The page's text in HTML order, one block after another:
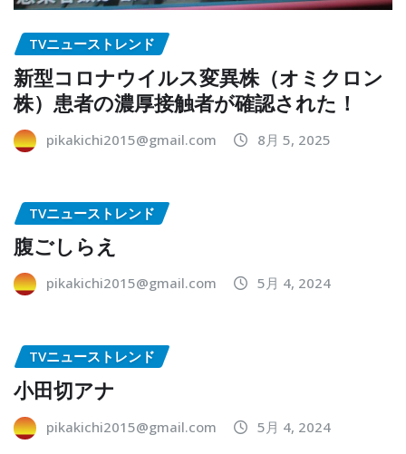
TVニューストレンド
新型コロナウイルス変異株（オミクロン
株）患者の濃厚接触者が確認された！
pikakichi2015@gmail.com 8月 5, 2025
TVニューストレンド
腹ごしらえ
pikakichi2015@gmail.com 5月 4, 2024
TVニューストレンド
小田切アナ
pikakichi2015@gmail.com 5月 4, 2024